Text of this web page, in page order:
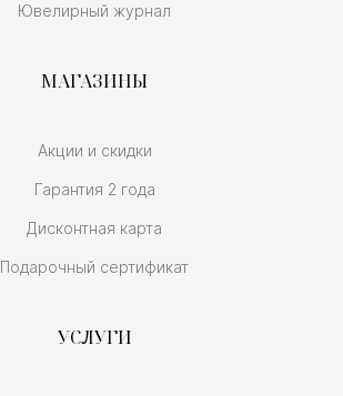
Ювелирный журнал
МАГАЗИНЫ
Акции и скидки
Гарантия 2 года
Дисконтная карта
Подарочный сертификат
УСЛУГИ